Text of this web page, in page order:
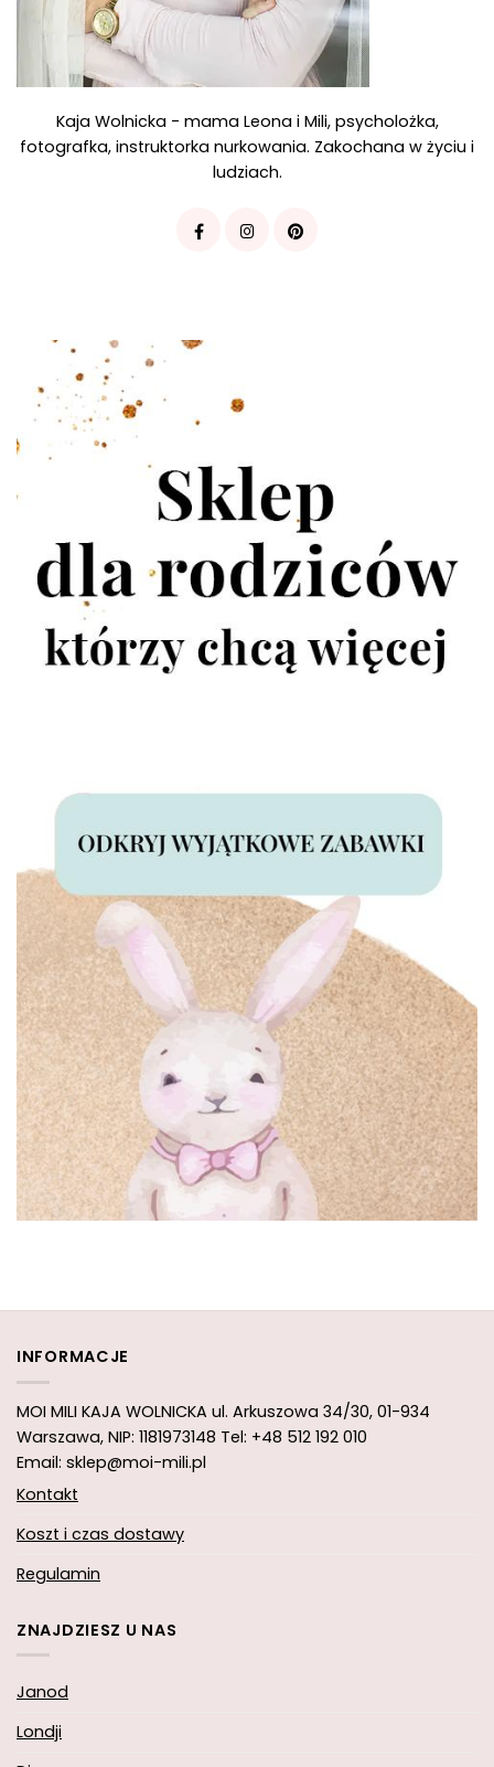
Kaja Wolnicka - mama Leona i Mili, psycholożka,
fotografka, instruktorka nurkowania. Zakochana w życiu i
ludziach.
INFORMACJE
MOI MILI KAJA WOLNICKA ul. Arkuszowa 34/30, 01-934
Warszawa, NIP: 1181973148 Tel: +48 512 192 010
Email: sklep@moi-mili.pl
Kontakt
Koszt i czas dostawy
Regulamin
ZNAJDZIESZ U NAS
Janod
Londji